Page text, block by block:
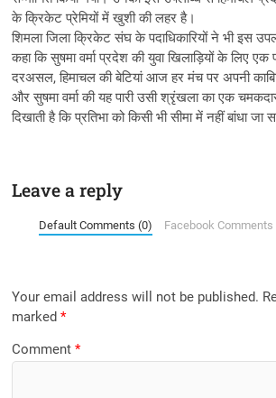
के क्रिकेट प्रेमियों में खुशी की लहर है।
शिमला जिला क्रिकेट संघ के पदाधिकारियों ने भी इस
कहा कि सुषमा वर्मा प्रदेश की युवा खिलाड़ियों के लिए
दरअसल, हिमाचल की बेटियां आज हर मंच पर अपनी
और सुषमा वर्मा की यह पारी उसी श्रृंखला का एक
दिखाती है कि प्रतिभा को किसी भी सीमा में नहीं बांधा जा
Leave a reply
Default Comments (0) Facebook Comments
Your email address will not be published.
marked*
Comment*